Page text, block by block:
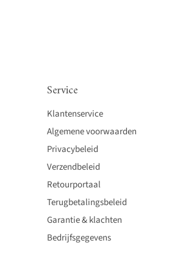
Service
Klantenservice
Algemene voorwaarden
Privacybeleid
Verzendbeleid
Retourportaal
Terugbetalingsbeleid
Garantie & klachten
Bedrijfsgegevens